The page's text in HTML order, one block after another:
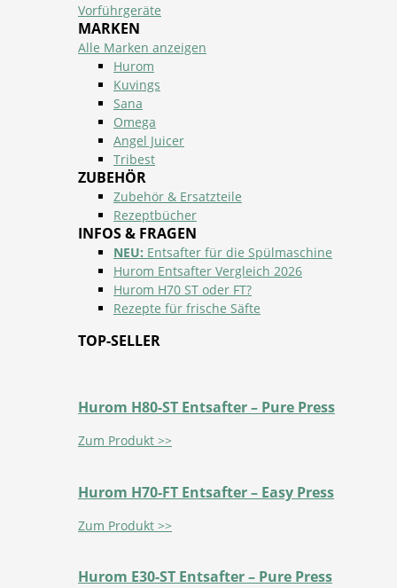
Vorführgeräte
MARKEN
Alle Marken anzeigen
Hurom
Kuvings
Sana
Omega
Angel Juicer
Tribest
ZUBEHÖR
Zubehör & Ersatzteile
Rezeptbücher
INFOS & FRAGEN
NEU: Entsafter für die Spülmaschine
Hurom Entsafter Vergleich 2026
Hurom H70 ST oder FT?
Rezepte für frische Säfte
TOP-SELLER
Hurom H80-ST Entsafter – Pure Press
Zum Produkt >>
Hurom H70-FT Entsafter – Easy Press
Zum Produkt >>
Hurom E30-ST Entsafter – Pure Press